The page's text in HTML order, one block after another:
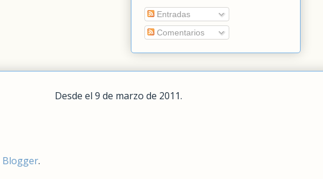
Entradas
Comentarios
Desde el 9 de marzo de 2011.
Blogger.